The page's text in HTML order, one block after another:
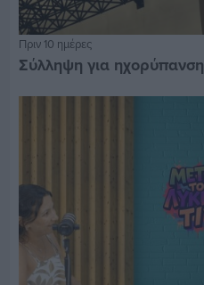
Πριν 10 ημέρες
Σύλληψη για ηχορύπανση